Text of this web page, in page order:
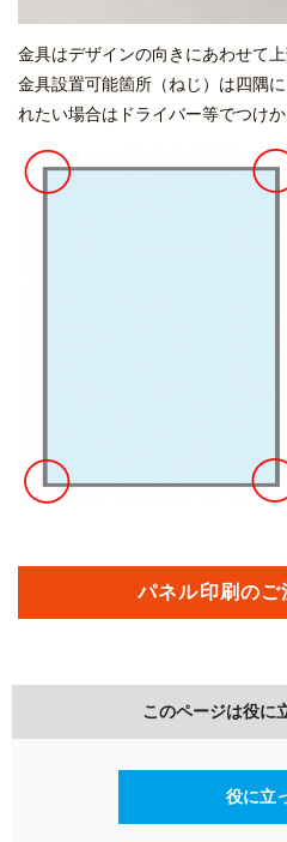
金具はデザインの向きにあわせて上
金具設置可能箇所（ねじ）は四隅
れたい場合はドライバー等でつけか
パネル印刷の
このページは役に
役に立